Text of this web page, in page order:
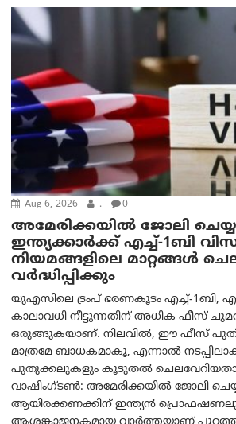
Aug 6, 2026 . 0
അമേരിക്കയില്‍ ജോലി
ഇന്ത്യക്കാർക്ക് എച്ച്-1ബി
നിയമങ്ങളിലെ മാറ്റങ്ങൾ
വർദ്ധിപ്പിക്കും
യുഎസിലെ ട്രംപ് ഭരണകൂടം എച്ച്-1ബി,
കാലാവധി നീട്ടുന്നതിന് അധിക ഫീസ്
ഒരുങ്ങുകയാണ്. നിലവിൽ, ഈ ഫീസ്
മാത്രമേ ബാധകമാകൂ, എന്നാൽ
പുതുക്കലുകളും കൂടുതൽ
വാഷിംഗ്ടണ്‍: അമേരിക്കയില്‍ ജോലി
ആയിരക്കണക്കിന് ഇന്ത്യൻ